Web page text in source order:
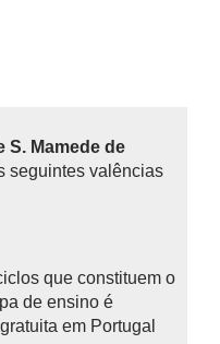
S. Mamede de
seguintes valências
que constituem o
de ensino é
em Portugal